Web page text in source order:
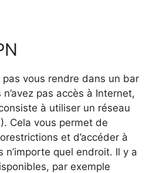
pas vous rendre dans un bar
pas accès à Internet,
à utiliser un réseau
Cela vous permet de
et d’accéder à
n’importe quel endroit. Il y a
par exemple